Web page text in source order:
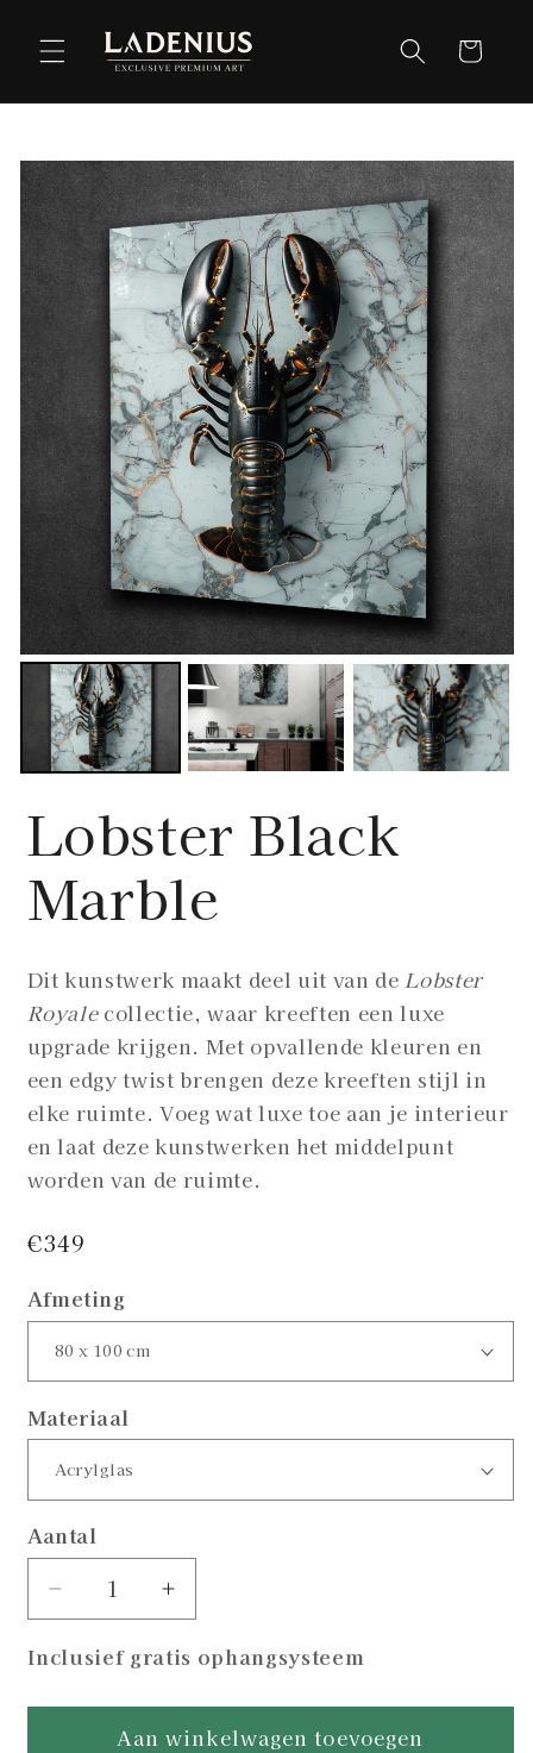
naar de
content
Lobster Black
Marble
Dit kunstwerk maakt deel uit van de Lobster
Royalecollectie, waar kreeften een luxe
upgrade krijgen. Met opvallende kleuren en
een edgy twist brengen deze kreeften stijl in
elke ruimte. Voeg wat luxe toe aan je interieur
en laat deze kunstwerken het middelpunt
worden van de ruimte.
Normale
€349
Afmeting
Materiaal
Aantal
Aantal
verlagen
voor
Black
Marble
Aantal
verhogen
voor
Black
Marble
Inclusief gratis ophangsysteem
Aan winkelwagen toevoegen